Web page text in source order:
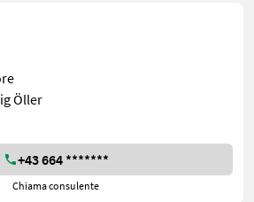
Öller
+43 664 *******
Chiama consulente